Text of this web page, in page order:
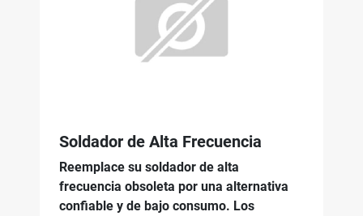
Soldador de Alta Frecuencia
Reemplace su soldador de alta
frecuencia obsoleta por una alternativa
confiable y de bajo consumo. Los